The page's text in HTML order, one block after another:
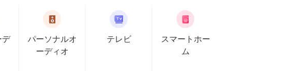
デ
パーソナルオ
ーディオ
テレビ
スマートホー
ム